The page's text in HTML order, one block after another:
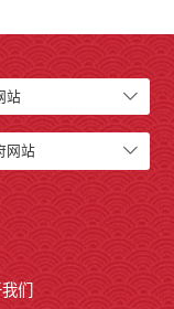
站
网站
们